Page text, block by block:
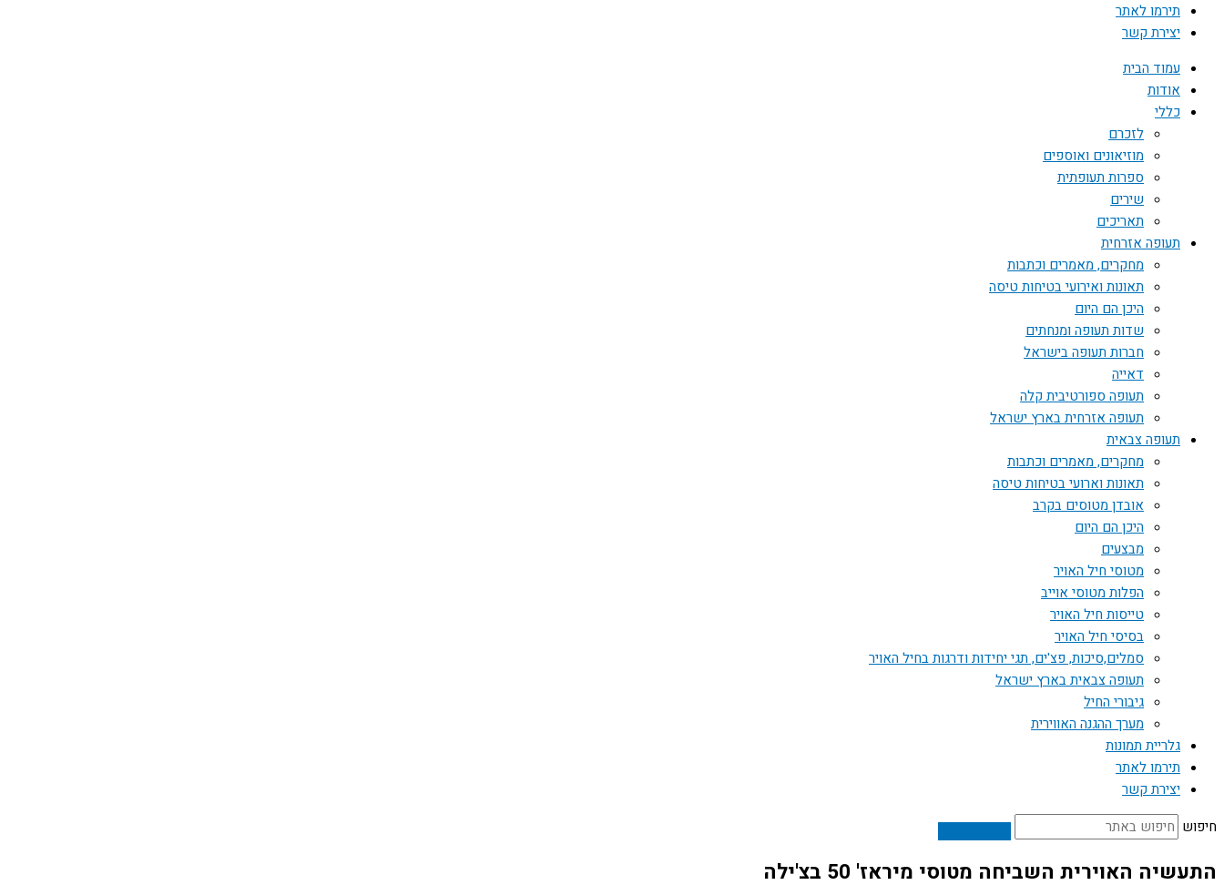
תירמו לאתר
יצירת קשר
עמוד הבית
אודות
כללי
לזכרם
מוזיאונים ואוספים
ספרות תעופתית
שירים
תאריכים
תעופה אזרחית
מחקרים, מאמרים וכתבות
תאונות ואירועי בטיחות טיסה
היכן הם היום
שדות תעופה ומנחתים
חברות תעופה בישראל
דאייה
תעופה ספורטיבית קלה
תעופה אזרחית בארץ ישראל
תעופה צבאית
מחקרים, מאמרים וכתבות
תאונות וארועי בטיחות טיסה
אובדן מטוסים בקרב
היכן הם היום
מבצעים
מטוסי חיל האויר
הפלות מטוסי אוייב
טייסות חיל האויר
בסיסי חיל האויר
סמלים,סיכות, פצ'ים, תגי יחידות ודרגות בחיל האויר
תעופה צבאית בארץ ישראל
גיבורי החיל
מערך ההגנה האווירית
גלריית תמונות
תירמו לאתר
יצירת קשר
חיפוש
התעשיה האוירית השביחה מטוסי מיראז' 50 בצ'ילה